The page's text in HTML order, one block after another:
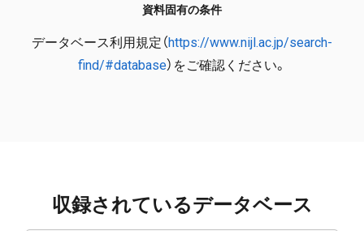
資料固有の条件
データベース利用規定（https://www.nijl.ac.jp/search-
find/#database）をご確認ください。
収録されているデータベース